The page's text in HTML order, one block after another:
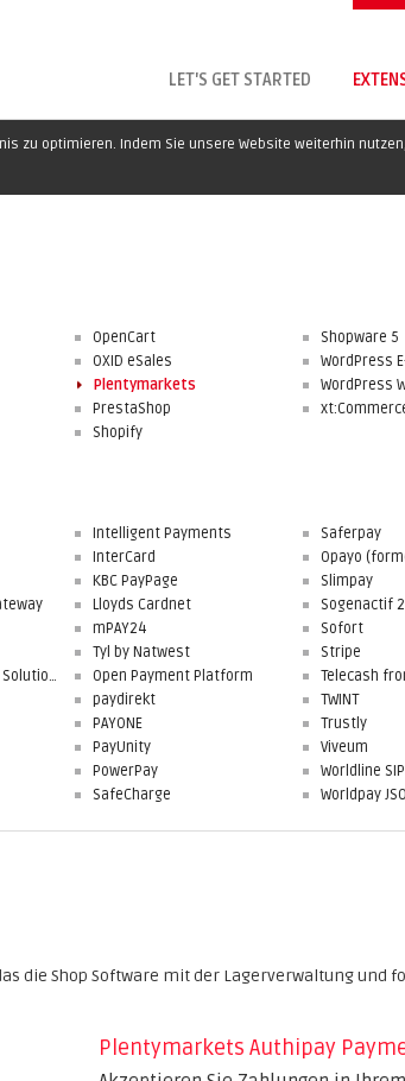
LET'S GET STARTED
zu optimieren. Indem Sie unsere Website weiterhin
OpenCart
OXID eSales
Plentymarkets
PrestaShop
Shopify
Shopware 5
WordPress
WordPress
First Data Merchant Solutions
Intelligent Payments
InterCard
KBC PayPage
Lloyds Cardnet
mPAY24
Tyl by Natwest
Open Payment Platform
paydirekt
PAYONE
PayUnity
PowerPay
SafeCharge
Saferpay
Opayo
Slimpay
Sogenactif
Sofort
Stripe
Telecash
TWINT
Trustly
Viveum
Worldline
Worldpay
die Shop Software mit der Lagerverwaltung und
Plentymarkets Authipay